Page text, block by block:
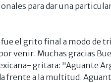
para dar una
fue el grito final a modo de
venir. Muchas gracias
gritara: "Aguante
frente a la multitud.